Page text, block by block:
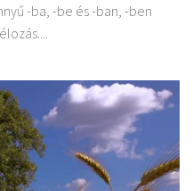
-ba, -be és -ban, -ben